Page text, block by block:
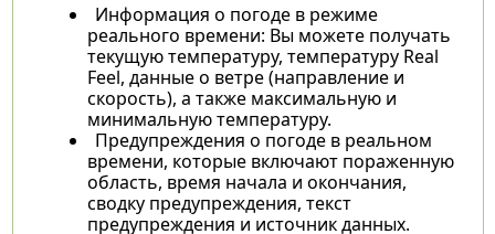
Информация о погоде в режиме
реального времени: Вы можете получать
текущую температуру, температуру Real
Feel, данные о ветре (направление и
скорость), а также максимальную и
минимальную температуру.
Предупреждения о погоде в реальном
времени, которые включают пораженную
область, время начала и окончания,
сводку предупреждения, текст
предупреждения и источник данных.